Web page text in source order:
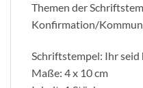
Themen der
Konfirmation/
Schriftstempel: Ihr seid
Maße: 4 x 10 cm